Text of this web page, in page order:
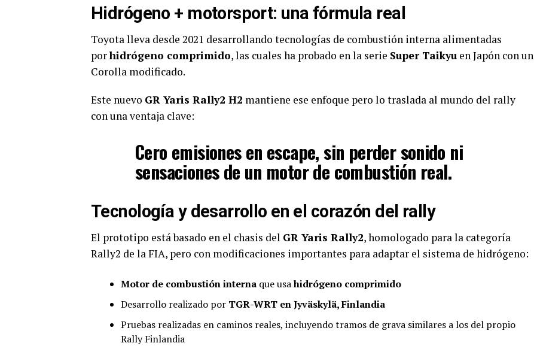
Hidrógeno + motorsport: una fórmula real
Toyota lleva desde 2021 desarrollando tecnologías de combustión interna alimentadas
porhidrógeno comprimido, las cuales ha probado en la serie Super Taikyu en Japón con un
Corolla modificado.
Este nuevo GR Yaris Rally2 H2 mantiene ese enfoque pero lo traslada al mundo del rally
con una ventaja clave:
Cero emisiones en escape, sin perder sonido ni
sensaciones de un motor de combustión real.
Tecnología y desarrollo en el corazón del rally
El prototipo está basado en el chasis del GR Yaris Rally2, homologado para la categoría
Rally2 de la FIA, pero con modificaciones importantes para adaptar el sistema de hidrógeno:
Motor de combustión interna que usahidrógeno comprimido
Desarrollo realizado por TGR-WRT en Jyväskylä, Finlandia
Pruebas realizadas en caminos reales, incluyendo tramos de grava similares a los del propio
Rally Finlandia